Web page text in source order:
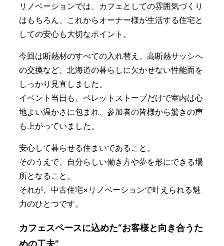
リノベーションでは、カフェとしての雰囲気づくり
はもちろん、これからオーナー様が生活する住宅と
しての安心も大切なポイント。
今回は断熱材のすべての入れ替え、高断熱サッシへ
の交換など、北海道の暮らしに欠かせない性能面を
しっかり見直しました。
イベント当日も、ペレットストーブだけで室内は心
地よい温かさに包まれ、参加者の皆様から驚きの声
も上がっていました。
安心して暮らせる住まいであること。
そのうえで、自分らしい働き方や夢を形にできる場
所となること。
それが、中古住宅×リノベーションで叶えられる魅
力のひとつです。
カフェスペースに込めた“お客様と向き合うた
めの工夫”